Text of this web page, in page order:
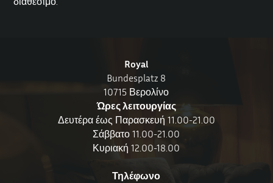
Royal
Bundesplatz 8
10715 Βερολίνο
Ώρες λειτουργίας
Δευτέρα έως Παρασκευή 11.00-21.00
Σάββατο 11.00-21.00
Κυριακή 12.00-18.00
Τηλέφωνο